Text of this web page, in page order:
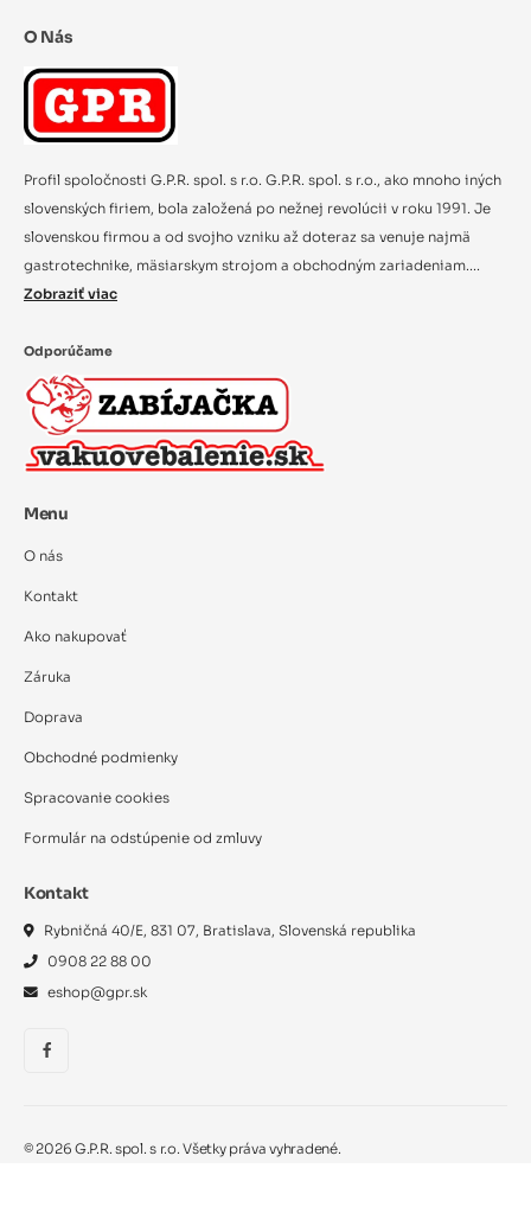
O Nás
Profil spoločnosti G.P.R. spol. s r.o. G.P.R. spol. s r.o., ako mnoho iných
slovenských firiem, bola založená po nežnej revolúcii v roku 1991. Je
slovenskou firmou a od svojho vzniku až doteraz sa venuje najmä
gastrotechnike, mäsiarskym strojom a obchodným zariadeniam....
Zobraziť viac
Odporúčame
Menu
O nás
Kontakt
Ako nakupovať
Záruka
Doprava
Obchodné podmienky
Spracovanie cookies
Formulár na odstúpenie od zmluvy
Kontakt
Rybničná 40/E, 831 07, Bratislava, Slovenská republika
0908 22 88 00
eshop@gpr.sk
© 2026 G.P.R. spol. s r.o. Všetky práva vyhradené.